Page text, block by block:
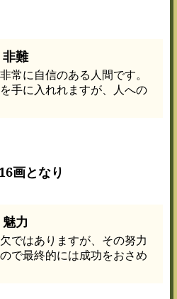
難
常に自信のある人間です。
手に入れれますが、人への
画となり
力
ではありますが、その努力
で最終的には成功をおさめ